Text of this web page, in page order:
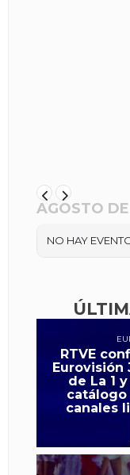
AGOSTO
NO HAY
RTVE
Eurovisión
de La 1
canales